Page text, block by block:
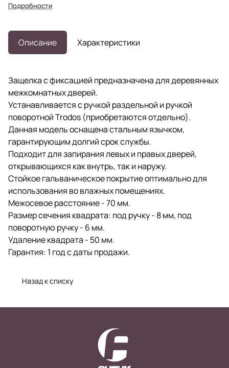
Подробности
Описание Характеристики
Защелка с фиксацией предназначена для деревянных
межкомнатных дверей.
Устанавливается с ручкой раздельной и ручкой
поворотной Trodos (приобретаются отдельно).
Данная модель оснащена стальным язычком,
гарантирующим долгий срок службы.
Подходит для запирания левых и правых дверей,
открывающихся как внутрь, так и наружу.
Стойкое гальваническое покрытие оптимально для
использования во влажных помещениях.
Межосевое расстояние - 70 мм.
Размер сечения квадрата: под ручку - 8 мм, под
поворотную ручку - 6 мм.
Удаление квадрата - 50 мм.
Гарантия: 1 год с даты продажи.
Назад к списку